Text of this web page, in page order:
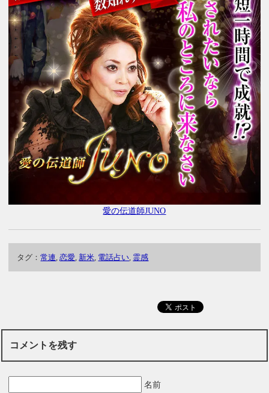
愛の伝道師JUNO
タグ：常連,恋愛, 新米, 電話占い, 霊感
コメントを残す
名前